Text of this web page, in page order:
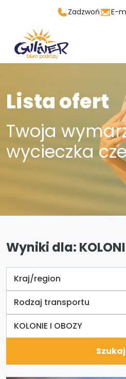
Zadzwoń E-
Lista ofert
Twoja
wycieczka
Wyniki dla:
Szukaj